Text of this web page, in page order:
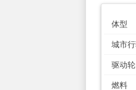
体型
城市
驱动轮
燃料